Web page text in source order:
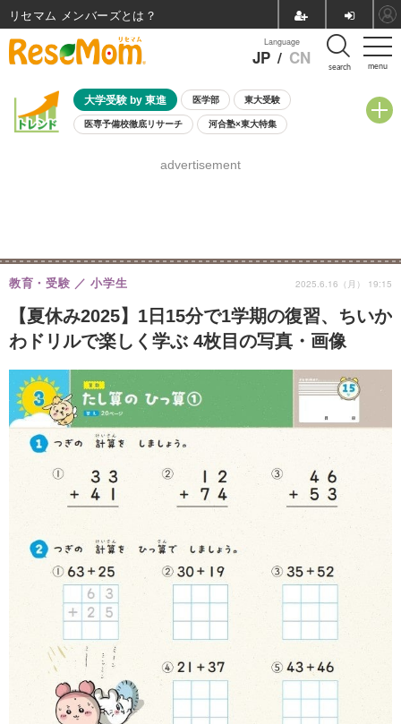
menu
Language
JP / CN search
大学受験 by 東進 医学部 東大受験
医専予備校徹底リサーチ 河合塾×東大特集
8月開催学校説明会・相談会
advertisement
【夏休み2025】1日15分で1学期の復習、ちいか
わドリルで楽しく学ぶ 4枚目の写真・画像
教育・受験 小学生 2025.6.16（月） 19:15
リセマム メンバーズ